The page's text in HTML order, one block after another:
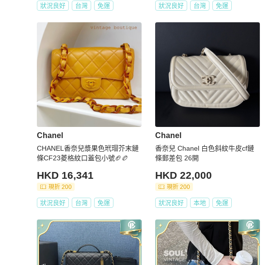
狀況良好 台灣 免運 狀況良好 台灣 免運
Chanel
CHANEL香奈兒漿果色玳瑁芥末鏈
條CF23菱格紋口蓋包小號🏈🏉
HKD 16,341
現折 200
狀況良好 台灣 免運
Chanel
香奈兒 Chanel 白色斜紋牛皮cf鏈
條郵差包 26開
HKD 22,000
現折 200
狀況良好 本地 免運